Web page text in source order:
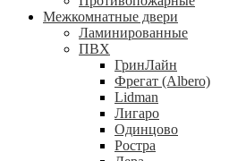
Межкомнатные двери
Ламинированные
ПВХ
ГринЛайн
Фрегат (Albero)
Lidman
Лигаро
Одинцово
Ростра